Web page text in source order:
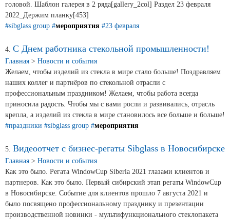
+7 (391) 278-77-77
info@sibglass.ru
Личный кабинет
Продажа Б/У оборудования
головой. Шаблон галерея в 2 ряда[gallery_2col] Раздел 23 февраля
2022_Держим планку[453]
#sibglass group #мероприятия #23 февраля
4. С Днем работника стекольной промышленности!
Главная > Новости и события
Желаем, чтобы изделий из стекла в мире стало больше! Поздравляем
наших коллег и партнёров по стекольной отрасли с
профессиональным праздником! Желаем, чтобы работа всегда
приносила радость. Чтобы мы с вами росли и развивались, отрасль
крепла, а изделий из стекла в мире становилось все больше и больше!
#праздники #sibglass group #мероприятия
5. Видеоотчет с бизнес-регаты Sibglass в Новосибирске
Главная > Новости и события
Как это было. Регата WindowCup Siberia 2021 глазами клиентов и
партнеров. Как это было. Первый сибирский этап регаты WindowCup
в Новосибирске. Событие для клиентов прошло 7 августа 2021 и
было посвящено профессиональному празднику и презентации
производственной новинки - мультифункционального стеклопакета